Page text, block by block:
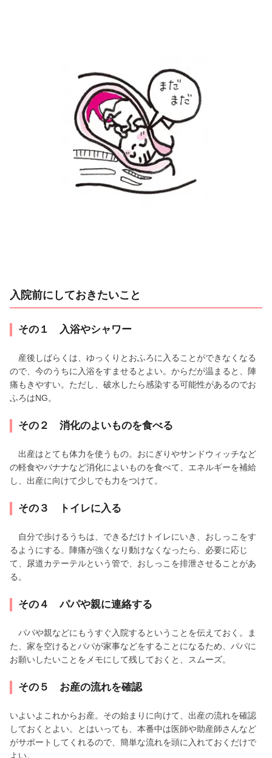
入院前にしておきたいこと
その１ 入浴やシャワー
産後しばらくは、ゆっくりとおふろに入ることができなくなる
ので、今のうちに入浴をすませるとよい。からだが温まると、陣
痛もきやすい。ただし、破水したら感染する可能性があるのでお
ふろはNG。
その２ 消化のよいものを食べる
出産はとても体力を使うもの。おにぎりやサンドウィッチなど
の軽食やバナナなど消化によいものを食べて、エネルギーを補給
し、出産に向けて少しでも力をつけて。
その３ トイレに入る
自分で歩けるうちは、できるだけトイレにいき、おしっこをす
るようにする。陣痛が強くなり動けなくなったら、必要に応じ
て、尿道カテーテルという管で、おしっこを排泄させることがあ
る。
その４ パパや親に連絡する
パパや親などにもうすぐ入院するということを伝えておく。ま
た、家を空けるとパパが家事などをすることになるため、パパに
お願いしたいことをメモにして残しておくと、スムーズ。
その５ お産の流れを確認
いよいよこれからお産。その始まりに向けて、出産の流れを確認
しておくとよい。とはいっても、本番中は医師や助産師さんなど
がサポートしてくれるので、簡単な流れを頭に入れておくだけで
よい。